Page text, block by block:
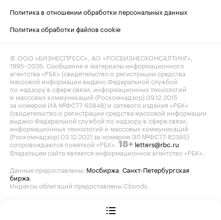
Политика в отношении обработки персональных данных
Политика обработки файлов cookie
© ООО «БИЗНЕСПРЕСС», АО «РОСБИЗНЕСКОНСАЛТИНГ»,
1995–2026 . Сообщения и материалы информационного
агентства «РБК» (свидетельство о регистрации средства
массовой информации выдано Федеральной службой
по надзору в сфере связи, информационных технологий
и массовых коммуникаций (Роскомнадзор) 09.12.2015
за номером ИА №ФС77-63848) и сетевого издания «РБК»
(свидетельство о регистрации средства массовой информации
выдано Федеральной службой по надзору в сфере связи,
информационных технологий и массовых коммуникаций
(Роскомнадзор) 03.12.2021 за номером ЭЛ №ФС77-82385)
сопровождаются пометкой «РБК». 18+ letters@rbc.ru
Владельцем сайта является информационное агентство «РБК».
Данные предоставлены: Мосбиржа Санкт-Петербургская
биржа
Индексы облигаций предоставлены Cbonds.